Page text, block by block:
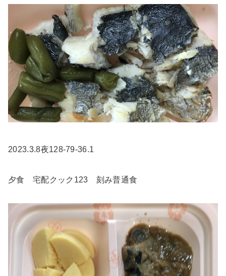
2023.3.8夜128-79-36.1
夕食 宅配クック123 刻み普通食